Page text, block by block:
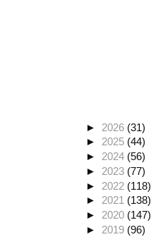
► 2026 (31)
► 2025 (44)
► 2024 (56)
► 2023 (77)
► 2022 (118)
►2021 (138)
► 2020 (147)
► 2019 (96)